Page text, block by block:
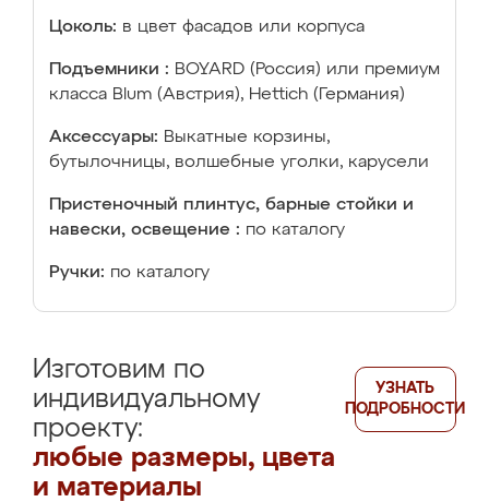
Цоколь: в цвет фасадов или корпуса
Подъемники : BOYARD (Россия) или премиум
класса Blum (Австрия), Hettich (Германия)
Аксессуары: Выкатные корзины,
бутылочницы, волшебные уголки, карусели
Пристеночный плинтус, барные стойки и
навески, освещение : по каталогу
Ручки: по каталогу
Изготовим по
индивидуальному
проекту:
любые размеры, цвета
и материалы
УЗНАТЬ
ПОДРОБНОСТИ